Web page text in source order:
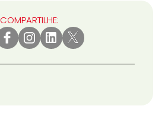
COMPARTILHE: